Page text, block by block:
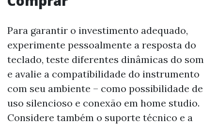
Para garantir o investimento adequado,
experimente pessoalmente a resposta do
teclado, teste diferentes dinâmicas do som
e avalie a compatibilidade do instrumento
com seu ambiente – como possibilidade de
uso silencioso e conexão em home studio.
Considere também o suporte técnico e a